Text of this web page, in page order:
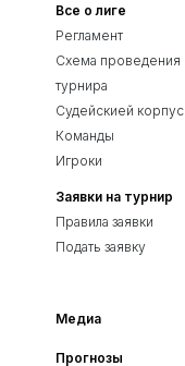
Все о лиге
Регламент
Схема проведения
турнира
Судейскией корпус
Команды
Игроки
Заявки на турнир
Правила заявки
Подать заявку
Медиа
Прогнозы